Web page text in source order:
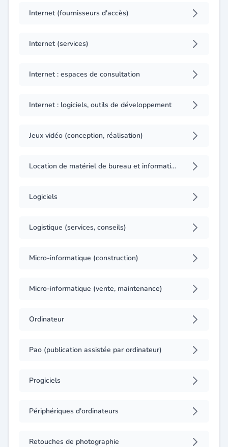
Internet (fournisseurs d'accès)
Internet (services)
Internet : espaces de consultation
Internet : logiciels, outils de développement
Jeux vidéo (conception, réalisation)
Location de matériel de bureau et informatique
Logiciels
Logistique (services, conseils)
Micro-informatique (construction)
Micro-informatique (vente, maintenance)
Ordinateur
Pao (publication assistée par ordinateur)
Progiciels
Périphériques d'ordinateurs
Retouches de photographie